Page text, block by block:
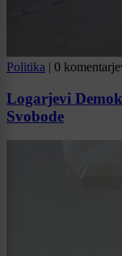
Politika | 0
Logarjevi
Svobode